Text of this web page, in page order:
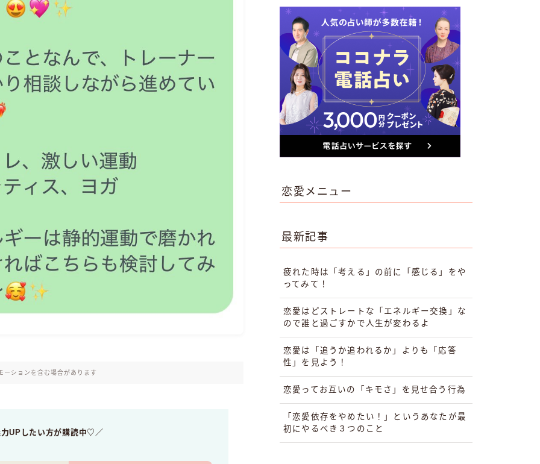
ーションを含む場合があります
UPしたい方が購読中♡／
恋愛メニュー
最新記事
疲れた時は「考える」の前に「感じる」をや
ってみて！
恋愛はどストレートな「エネルギー交換」な
ので誰と過ごすかで人生が変わるよ
恋愛は「追うか追われるか」よりも「応答
性」を見よう！
恋愛ってお互いの「キモさ」を見せ合う行為
「恋愛依存をやめたい！」というあなたが最
初にやるべき３つのこと